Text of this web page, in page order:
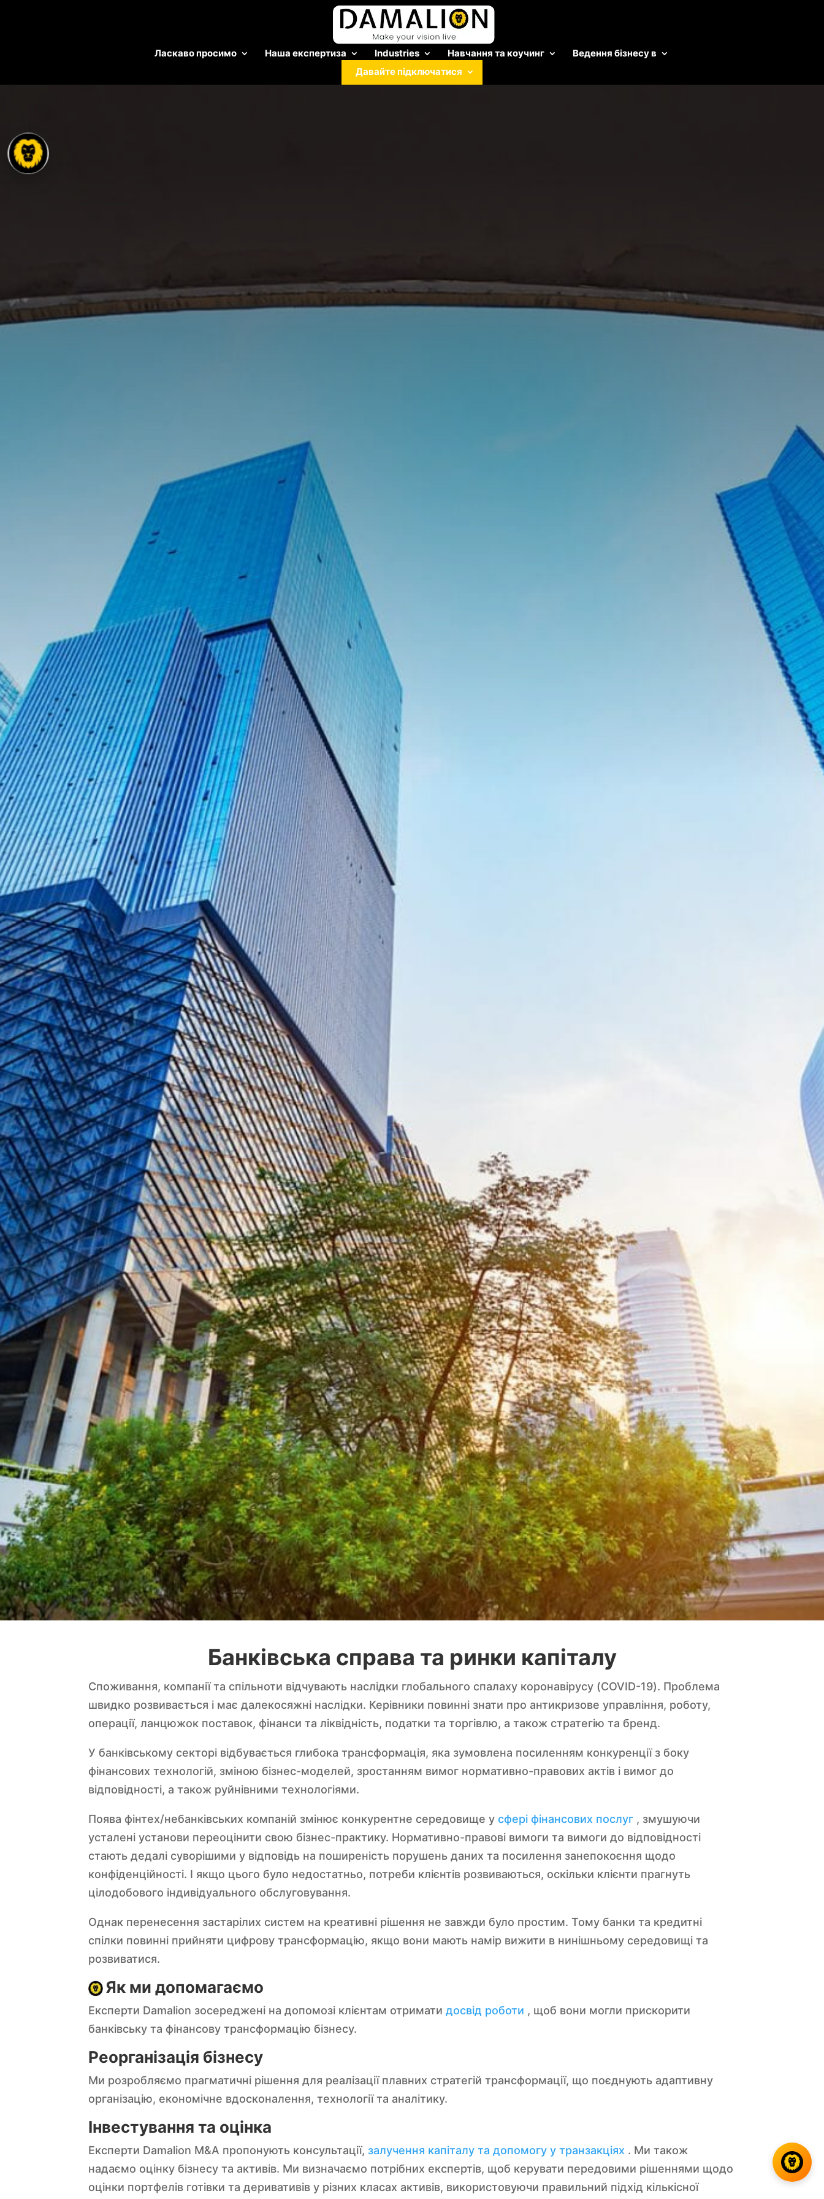
Ласкаво просимо Наша експертиза Industries Навчання та коучинг
Ведення бізнесу в
Давайте підключатися
Банківська справа та ринки капіталу
Споживання, компанії та спільноти відчувають наслідки глобального спалаху коронавірусу (COVID-19). Проблема
швидко розвивається і має далекосяжні наслідки. Керівники повинні знати про антикризове управління, роботу,
операції, ланцюжок поставок, фінанси та ліквідність, податки та торгівлю, а також стратегію та бренд.
У банківському секторі відбувається глибока трансформація, яка зумовлена посиленням конкуренції з боку
фінансових технологій, зміною бізнес-моделей, зростанням вимог нормативно-правових актів і вимог до
відповідності, а також руйнівними технологіями.
Поява фінтех/небанківських компаній змінює конкурентне середовище у сфері фінансових послуг , змушуючи
усталені установи переоцінити свою бізнес-практику. Нормативно-правові вимоги та вимоги до відповідності
стають дедалі суворішими у відповідь на поширеність порушень даних та посилення занепокоєння щодо
конфіденційності. І якщо цього було недостатньо, потреби клієнтів розвиваються, оскільки клієнти прагнуть
цілодобового індивідуального обслуговування.
Однак перенесення застарілих систем на креативні рішення не завжди було простим. Тому банки та кредитні
спілки повинні прийняти цифрову трансформацію, якщо вони мають намір вижити в нинішньому середовищі та
розвиватися.
Як ми допомагаємо
Експерти Damalion зосереджені на допомозі клієнтам отриматидосвід роботи , щоб вони могли прискорити
банківську та фінансову трансформацію бізнесу.
Реорганізація бізнесу
Ми розробляємо прагматичні рішення для реалізації плавних стратегій трансформації, що поєднують адаптивну
організацію, економічне вдосконалення, технології та аналітику.
Інвестування та оцінка
Експерти Damalion M&A пропонують консультації,залучення капіталу та допомогу у транзакціях . Ми також
надаємо оцінку бізнесу та активів. Ми визначаємо потрібних експертів, щоб керувати передовими рішеннями щодо
оцінки портфелів готівки та деривативів у різних класах активів, використовуючи правильний підхід кількісної